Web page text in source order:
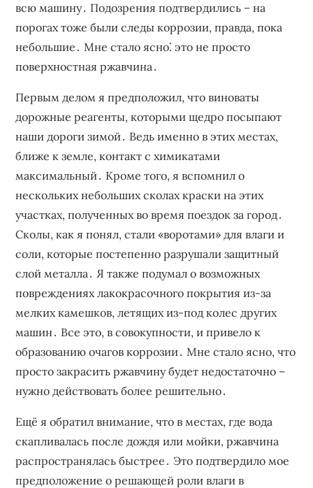
всю машину․ Подозрения подтвердились – на
порогах тоже были следы коррозии, правда, пока
небольшие․ Мне стало ясно⁚ это не просто
поверхностная ржавчина․
Первым делом я предположил, что виноваты
дорожные реагенты, которыми щедро посыпают
наши дороги зимой․ Ведь именно в этих местах,
ближе к земле, контакт с химикатами
максимальный․ Кроме того, я вспомнил о
нескольких небольших сколах краски на этих
участках, полученных во время поездок за город․
Сколы, как я понял, стали «воротами» для влаги и
соли, которые постепенно разрушали защитный
слой металла․ Я также подумал о возможных
повреждениях лакокрасочного покрытия из-за
мелких камешков, летящих из-под колес других
машин․ Все это, в совокупности, и привело к
образованию очагов коррозии․ Мне стало ясно, что
просто закрасить ржавчину будет недостаточно –
нужно действовать более решительно․
Ещё я обратил внимание, что в местах, где вода
скапливалась после дождя или мойки, ржавчина
распространялась быстрее․ Это подтвердило мое
предположение о решающей роли влаги в